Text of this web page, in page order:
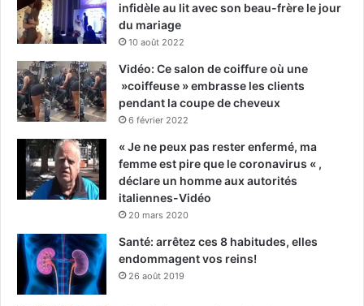
infidèle au lit avec son beau-frère le jour
du mariage
10 août 2022
Vidéo: Ce salon de coiffure où une
»coiffeuse » embrasse les clients
pendant la coupe de cheveux
6 février 2022
« Je ne peux pas rester enfermé, ma
femme est pire que le coronavirus « ,
déclare un homme aux autorités
italiennes-Vidéo
20 mars 2020
Santé: arrêtez ces 8 habitudes, elles
endommagent vos reins!
26 août 2019